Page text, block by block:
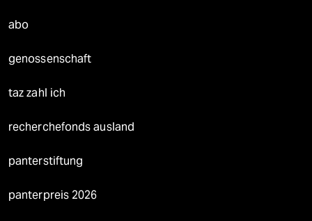
abo
genossenschaft
taz zahl ich
recherchefonds ausland
panterstiftung
panterpreis 2026